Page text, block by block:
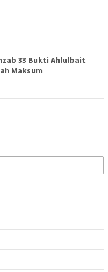
33 Bukti Ahlulbait
Maksum